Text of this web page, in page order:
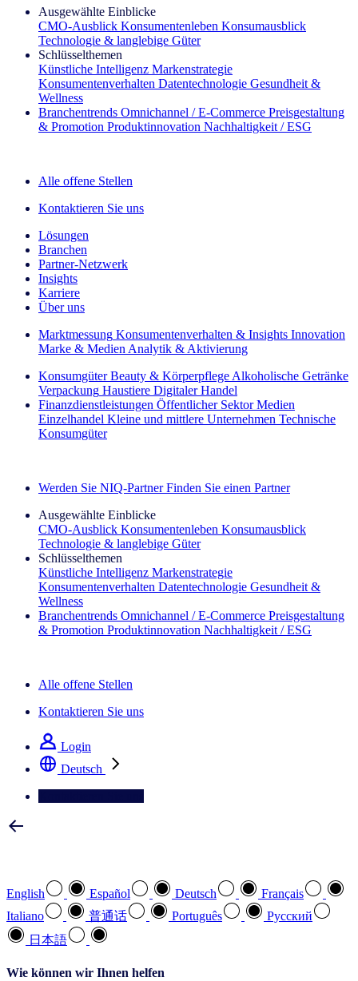
Ausgewählte Einblicke
CMO‑Ausblick Konsumentenleben Konsumausblick
Technologie & langlebige Güter
Schlüsselthemen
Künstliche Intelligenz Markenstrategie
Konsumentenverhalten Datentechnologie Gesundheit &
Wellness
Branchentrends Omnichannel / E‑Commerce Preisgestaltung
& Promotion Produktinnovation Nachhaltigkeit / ESG
Alle offene Stellen
Kontaktieren Sie uns
Lösungen
Branchen
Partner-Netzwerk
Insights
Karriere
Über uns
Marktmessung Konsumentenverhalten & Insights Innovation
Marke & Medien Analytik & Aktivierung
Konsumgüter Beauty & Körperpflege Alkoholische Getränke
Verpackung Haustiere Digitaler Handel
Finanzdienstleistungen Öffentlicher Sektor Medien
Einzelhandel Kleine und mittlere Unternehmen Technische
Konsumgüter
Werden Sie NIQ-Partner Finden Sie einen Partner
Ausgewählte Einblicke
CMO‑Ausblick Konsumentenleben Konsumausblick
Technologie & langlebige Güter
Schlüsselthemen
Künstliche Intelligenz Markenstrategie
Konsumentenverhalten Datentechnologie Gesundheit &
Wellness
Branchentrends Omnichannel / E‑Commerce Preisgestaltung
& Promotion Produktinnovation Nachhaltigkeit / ESG
Alle offene Stellen
Kontaktieren Sie uns
Login
Deutsch
English Español Deutsch
Français
Italiano
普通话 Português
Pусский
日本語
Wie können wir Ihnen helfen